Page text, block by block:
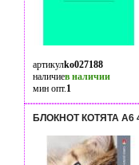
артикулko027188
наличиев наличии
мин опт.1
БЛОКНОТ КОТЯТА А6